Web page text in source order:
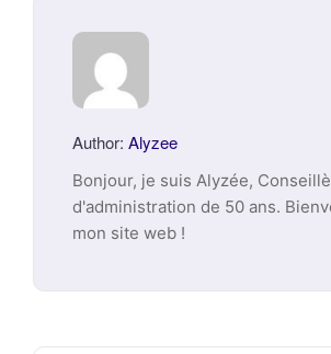
Author: Alyzee
Bonjour, je suis Alyzée,
d'administration de 50 ans.
mon site web !